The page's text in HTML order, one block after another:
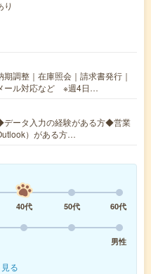
り
調整｜在庫照会｜請求書発行｜
ール対応など ※週4日…
ータ入力の経験がある方◆営業
）がある方…
40代 50代
60代
男性
る